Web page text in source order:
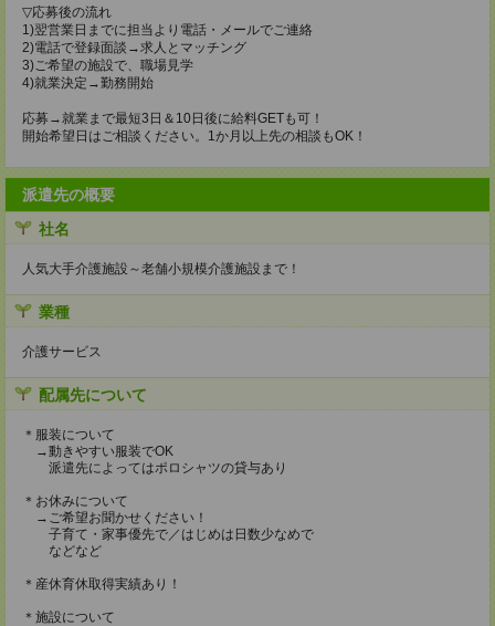
▽応募後の流れ
1)翌営業日までに担当より電話・メールでご連絡
2)電話で登録面談→求人とマッチング
3)ご希望の施設で、職場見学
4)就業決定→勤務開始
応募→就業まで最短3日＆10日後に給料GETも可！
開始希望日はご相談ください。1か月以上先の相談もOK！
派遣先の概要
社名
人気大手介護施設～老舗小規模介護施設まで！
業種
介護サービス
配属先について
＊服装について
→動きやすい服装でOK
派遣先によってはポロシャツの貸与あり
＊お休みについて
→ご希望お聞かせください！
子育て・家事優先で／はじめは日数少なめで
などなど
＊産休育休取得実績あり！
＊施設について